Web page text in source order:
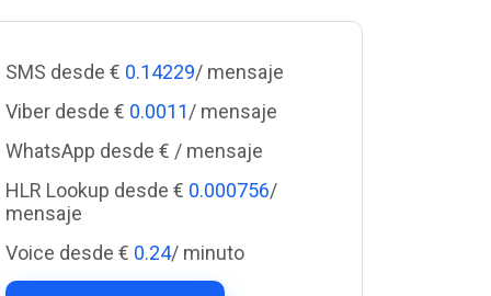
Cascade Messaging
Services
On demand
SMS desde € 0.14229/ mensaje
Viber desde € 0.0011/ mensaje
WhatsApp desde € / mensaje
HLR Lookup desde € 0.000756/
mensaje
Voice desde € 0.24/ minuto